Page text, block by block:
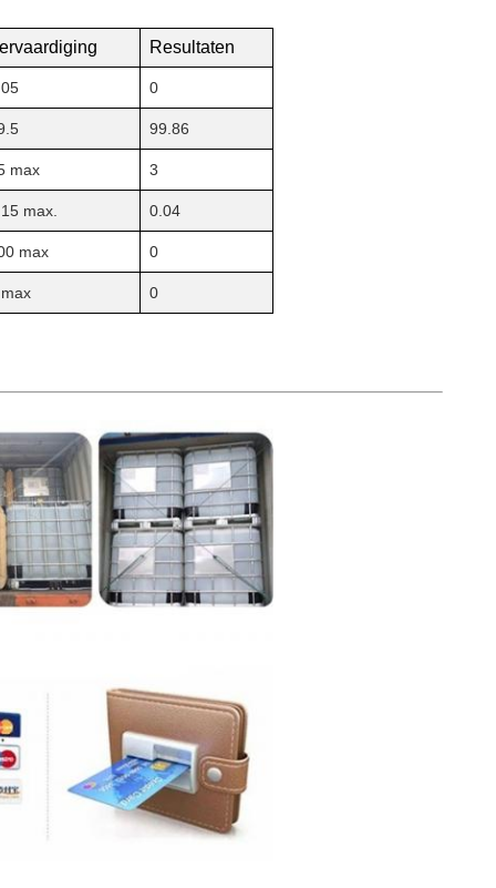
Resultaten
0
99.86
max 3
max. 0.04
max 0
0